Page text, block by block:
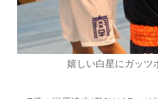
嬉しい白星にガッツ